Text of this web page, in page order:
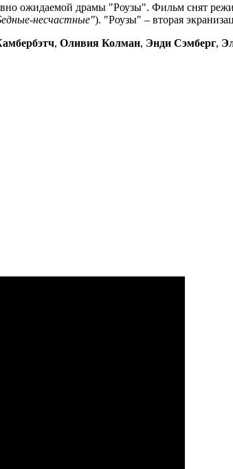
ожидаемой драмы "Роузы". Фильм снят
несчастные"). "Роузы" – вторая
, Оливия Колман, Энди Сэмберг,